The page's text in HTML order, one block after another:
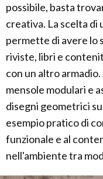
possibile, basta
creativa. La scelta di
permette di avere lo
riviste, libri e
con un altro
mensole modulari e
disegni geometrici
esempio pratico di
funzionale e al
nell'ambiente tra